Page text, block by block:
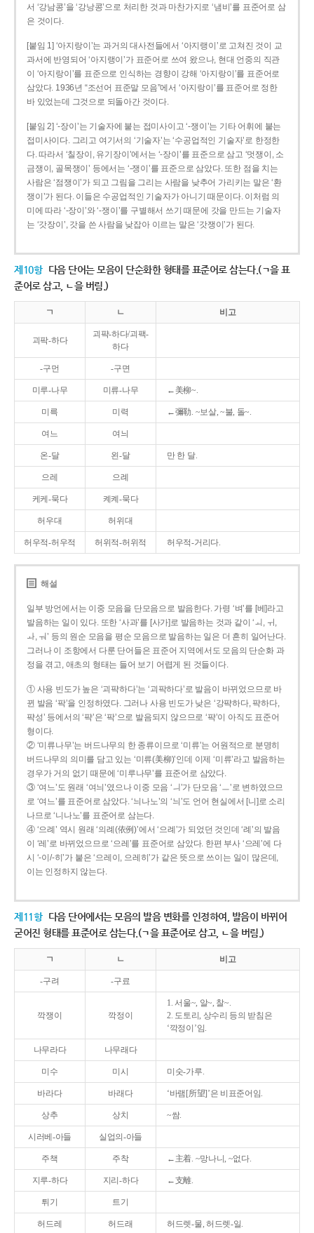
서 ‘강남콩’을 ‘강낭콩’으로 처리한 것과 마찬가지로 ‘냄비’를 표준어로 삼
은 것이다.
[붙임 1] ‘아지랑이’는 과거의 대사전들에서 ‘아지랭이’로 고쳐진 것이 교
과서에 반영되어 ‘아지랭이’가 표준어로 쓰여 왔으나, 현대 언중의 직관
이 ‘아지랑이’를 표준으로 인식하는 경향이 강해 ‘아지랑이’를 표준어로
삼았다. 1936년 “조선어 표준말 모음”에서 ‘아지랑이’를 표준어로 정한
바 있었는데 그것으로 되돌아간 것이다.
[붙임 2] ‘-장이’는 기술자에 붙는 접미사이고 ‘-쟁이’는 기타 어휘에 붙는
접미사이다. 그리고 여기서의 ‘기술자’는 ‘수공업적인 기술자’로 한정한
다. 따라서 ‘칠장이, 유기장이’에서는 ‘-장이’를 표준으로 삼고 ‘멋쟁이, 소
금쟁이, 골목쟁이’ 등에서는 ‘-쟁이’를 표준으로 삼았다. 또한 점을 치는
사람은 ‘점쟁이’가 되고 그림을 그리는 사람을 낮추어 가리키는 말은 ‘환
쟁이’가 된다. 이들은 수공업적인 기술자가 아니기 때문이다. 이처럼 의
미에 따라 ‘-장이’와 ‘-쟁이’를 구별해서 쓰기 때문에 갓을 만드는 기술자
는 ‘갓장이’, 갓을 쓴 사람을 낮잡아 이르는 말은 ‘갓쟁이’가 된다.
제10항 다음 단어는 모음이 단순화한 형태를 표준어로 삼는다.(ㄱ을 표
준어로 삼고, ㄴ을 버림.)
ㄱ ㄴ 비고
괴팍-하다
괴퍅-하다/괴팩-
하다
-구먼 -구면
미루-나무 미류-나무 ←美柳~.
미륵 미력 ←彌勒. ~보살, ~불, 돌~.
여느 여늬
온-달 왼-달 만 한 달.
으레 으례
케케-묵다 켸켸-묵다
허우대 허위대
허우적-허우적 허위적-허위적 허우적-거리다.
해설
일부 방언에서는 이중 모음을 단모음으로 발음한다. 가령 ‘벼’를 [베]라고
발음하는 일이 있다. 또한 ‘사과’를 [사가]로 발음하는 것과 같이 ‘ㅚ, ㅟ,
ㅘ, ㅝ’ 등의 원순 모음을 평순 모음으로 발음하는 일은 더 흔히 일어난다.
그러나 이 조항에서 다룬 단어들은 표준어 지역에서도 모음의 단순화 과
정을 겪고, 애초의 형태는 들어 보기 어렵게 된 것들이다.
① 사용 빈도가 높은 ‘괴퍅하다’는 ‘괴팍하다’로 발음이 바뀌었으므로 바
뀐 발음 ‘팍’을 인정하였다. 그러나 사용 빈도가 낮은 ‘강퍅하다, 퍅하다,
퍅성’ 등에서의 ‘퍅’은 ‘팍’으로 발음되지 않으므로 ‘퍅’이 아직도 표준어
형이다.
② ‘미류나무’는 버드나무의 한 종류이므로 ‘미류’는 어원적으로 분명히
버드나무의 의미를 담고 있는 ‘미류(美柳)’인데 이제 ‘미류’라고 발음하는
경우가 거의 없기 때문에 ‘미루나무’를 표준어로 삼았다.
③ ‘여느’도 원래 ‘여늬’였으나 이중 모음 ‘ㅢ’가 단모음 ‘ㅡ’로 변하였으므
로 ‘여느’를 표준어로 삼았다. ‘늬나노’의 ‘늬’도 언어 현실에서 [니]로 소리
나므로 ‘니나노’를 표준어로 삼는다.
④ ‘으례’ 역시 원래 ‘의례(依例)’에서 ‘으례’가 되었던 것인데 ‘례’의 발음
이 ‘레’로 바뀌었으므로 ‘으레’를 표준어로 삼았다. 한편 부사 ‘으레’에 다
시 ‘-이/-히’가 붙은 ‘으레이, 으레히’가 같은 뜻으로 쓰이는 일이 많은데,
이는 인정하지 않는다.
제11항 다음 단어에서는 모음의 발음 변화를 인정하여, 발음이 바뀌어
굳어진 형태를 표준어로 삼는다.(ㄱ을 표준어로 삼고, ㄴ을 버림.)
ㄱ ㄴ 비고
-구려 -구료
깍쟁이 깍정이
1. 서울~, 알~, 찰~.
2. 도토리, 상수리 등의 받침은
‘깍정이’임.
나무라다 나무래다
미수 미시 미숫-가루.
바라다 바래다 ‘바램[所望]’은 비표준어임.
상추 상치 ~쌈.
시러베-아들 실업의-아들
주책 주착 ←主着. ~망나니, ~없다.
지루-하다 지리-하다 ←支離.
튀기 트기
허드레 허드래 허드렛-물, 허드렛-일.